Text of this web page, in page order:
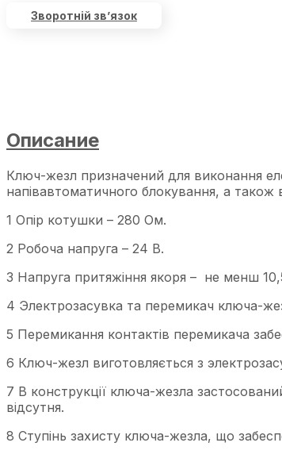
Зворотній зв’язок
Описание
Ключ-жезл призначений для виконання
напівавтоматичного блокування, а також
1 Опір котушки – 280 Ом.
2 Робоча напруга – 24 В.
3 Напруга притяжіння якоря – не менш
4 Электрозасувка та перемикач ключа-
5 Перемикання контактів перемикача
6 Ключ-жезл виготовляється з
7 В конструкції ключа-жезла
відсутня.
8 Ступінь захисту ключа-жезла, що